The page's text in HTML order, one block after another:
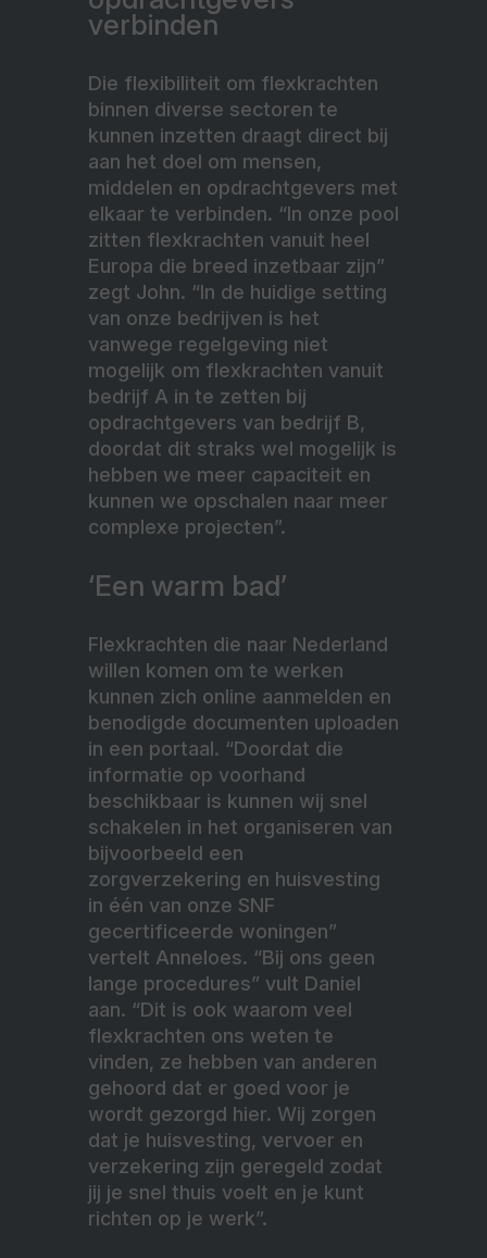
verbinden
Die flexibiliteit om flexkrachten
binnen diverse sectoren te
kunnen inzetten draagt direct bij
aan het doel om mensen,
middelen en opdrachtgevers met
elkaar te verbinden. “In onze pool
zitten flexkrachten vanuit heel
Europa die breed inzetbaar zijn”
zegt John. “In de huidige setting
van onze bedrijven is het
vanwege regelgeving niet
mogelijk om flexkrachten vanuit
bedrijf A in te zetten bij
opdrachtgevers van bedrijf B,
doordat dit straks wel mogelijk is
hebben we meer capaciteit en
kunnen we opschalen naar meer
complexe projecten”.
‘Een warm bad’
Flexkrachten die naar Nederland
willen komen om te werken
kunnen zich online aanmelden en
benodigde documenten uploaden
in een portaal. “Doordat die
informatie op voorhand
beschikbaar is kunnen wij snel
schakelen in het organiseren van
bijvoorbeeld een
zorgverzekering en huisvesting
in één van onze SNF
gecertificeerde woningen”
vertelt Anneloes. “Bij ons geen
lange procedures” vult Daniel
aan. “Dit is ook waarom veel
flexkrachten ons weten te
vinden, ze hebben van anderen
gehoord dat er goed voor je
wordt gezorgd hier. Wij zorgen
dat je huisvesting, vervoer en
verzekering zijn geregeld zodat
jij je snel thuis voelt en je kunt
richten op je werk”.